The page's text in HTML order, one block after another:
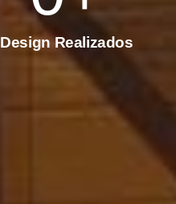
Design Realizados